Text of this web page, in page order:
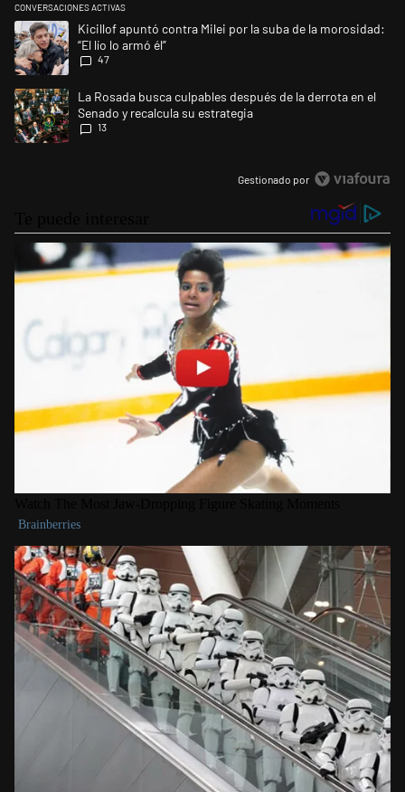
CONVERSACIONES ACTIVAS
Este listado muestra los artículos con más comentarios en los últimos
Un artículo de tendencia con el título "Kicillof apuntó contra Milei por
Kicillof apuntó contra Milei por la suba de la morosidad:
“El lío lo armó él”
47
Un artículo de tendencia con el título "La Rosada busca culpables
La Rosada busca culpables después de la derrota en el
Senado y recalcula su estrategia
13
Gestionado por